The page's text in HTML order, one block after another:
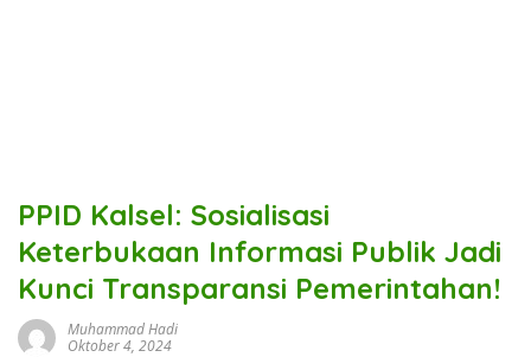
PPID Kalsel: Sosialisasi
Keterbukaan Informasi Publik Jadi
Kunci Transparansi Pemerintahan!
Muhammad Hadi
Oktober 4, 2024